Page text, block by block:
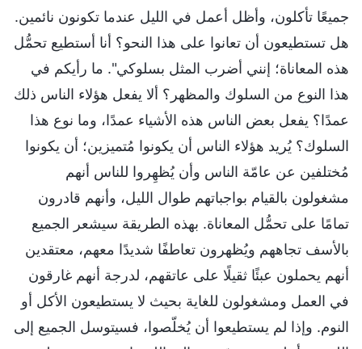
جميعًا تأكلون، وأظل أعمل في الليل عندما تكونون نائمين.
هل تستطيعون أن تعانوا على هذا النحو؟ أنا أستطيع تحمُّل
هذه المعاناة؛ إنني أضرب المثل بسلوكي". ما رأيكم في
هذا النوع من السلوك والمظهر؟ ألا يفعل هؤلاء الناس ذلك
عمدًا؟ يفعل بعض الناس هذه الأشياء عمدًا، وما نوع هذا
السلوك؟ يُريد هؤلاء الناس أن يكونوا مُتميزين؛ أن يكونوا
مُختلفين عن عامّة الناس وأن يُظهِروا للناس أنهم
مشغولون بالقيام بواجباتهم طوال الليل، وأنهم قادرون
تمامًا على تحمُّل المعاناة. بهذه الطريقة سيشعر الجميع
بالأسف تجاههم ويُظهرون تعاطفًا شديدًا معهم، معتقدين
أنهم يحملون عبئًا ثقيلًا على عاتقهم، لدرجة أنهم غارقون
في العمل ومشغولون للغاية بحيث لا يستطيعون الأكل أو
النوم. وإذا لم يستطيعوا أن يُخلّصوا، فسيتوسل الجميع إلى